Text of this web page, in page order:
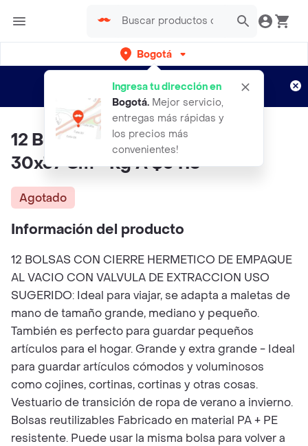
Bogotá
Ingresa tu dirección en
Bogotá. Mejor servicio,
entregas más rápidas y
los precios más
convenientes!
envíos gratis por semanas
Aplican TyC
12 Bolsas De Empaque Al Vacio
30x37 Cm - Kg A $5416
Agotado
Información del producto
12 BOLSAS CON CIERRE HERMETICO DE EMPAQUE
AL VACIO CON VALVULA DE EXTRACCION USO
SUGERIDO: Ideal para viajar, se adapta a maletas de
mano de tamaño grande, mediano y pequeño.
También es perfecto para guardar pequeños
artículos para el hogar. Grande y extra grande - Ideal
para guardar artículos cómodos y voluminosos
como cojines, cortinas, cortinas y otras cosas.
Vestuario de transición de ropa de verano a invierno.
Bolsas reutilizables Fabricado en material PA + PE
resistente. Puede usar la misma bolsa para volver a